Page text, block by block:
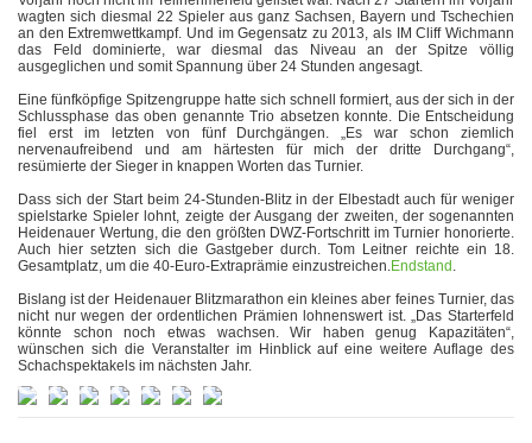
wagten sich diesmal 22 Spieler aus ganz Sachsen, Bayern und Tschechien
an den Extremwettkampf. Und im Gegensatz zu 2013, als IM Cliff Wichmann
das Feld dominierte, war diesmal das Niveau an der Spitze völlig
ausgeglichen und somit Spannung über 24 Stunden angesagt.
Eine fünfköpfige Spitzengruppe hatte sich schnell formiert, aus der sich in der
Schlussphase das oben genannte Trio absetzen konnte. Die Entscheidung
fiel erst im letzten von fünf Durchgängen. „Es war schon ziemlich
nervenaufreibend und am härtesten für mich der dritte Durchgang“,
resümierte der Sieger in knappen Worten das Turnier.
Dass sich der Start beim 24-Stunden-Blitz in der Elbestadt auch für weniger
spielstarke Spieler lohnt, zeigte der Ausgang der zweiten, der sogenannten
Heidenauer Wertung, die den größten DWZ-Fortschritt im Turnier honorierte.
Auch hier setzten sich die Gastgeber durch. Tom Leitner reichte ein 18.
Gesamtplatz, um die 40-Euro-Extraprämie einzustreichen.Endstand .
Bislang ist der Heidenauer Blitzmarathon ein kleines aber feines Turnier, das
nicht nur wegen der ordentlichen Prämien lohnenswert ist. „Das Starterfeld
könnte schon noch etwas wachsen. Wir haben genug Kapazitäten“,
wünschen sich die Veranstalter im Hinblick auf eine weitere Auflage des
Schachspektakels im nächsten Jahr.